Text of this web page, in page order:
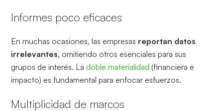
Informes poco eficaces
En muchas ocasiones, las empresas reportan datos
irrelevantes, omitiendo otros esenciales para sus
grupos de interés. Ladoble materialidad (financiera e
impacto) es fundamental para enfocar esfuerzos.
Multiplicidad de marcos